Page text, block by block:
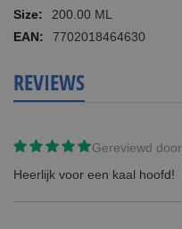
informatie200.00 ML
7702018464630
REVIEWS
Gereviewd door
Heerlijk voor een kaal hoofd!